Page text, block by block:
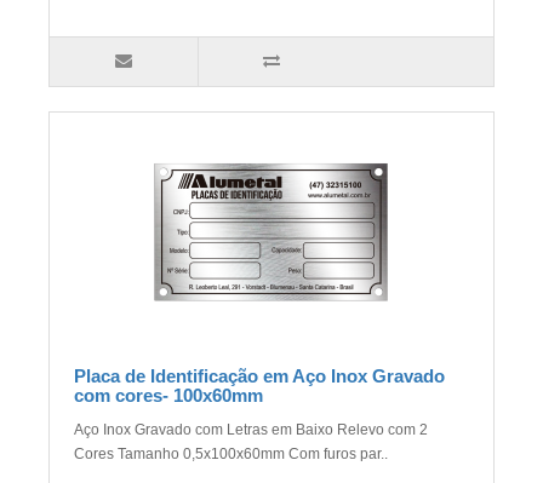
Placa de Identificação em Aço Inox Gravado
com cores- 100x60mm
Aço Inox Gravado com Letras em Baixo Relevo com 2
Cores Tamanho 0,5x100x60mm Com furos par..